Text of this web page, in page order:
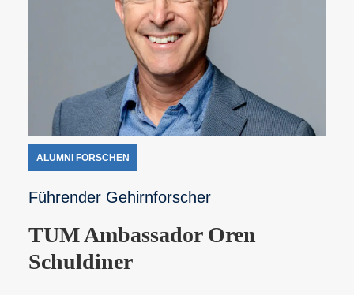
ALUMNI FORSCHEN
Führender Gehirnforscher
TUM Ambassador Oren
Schuldiner